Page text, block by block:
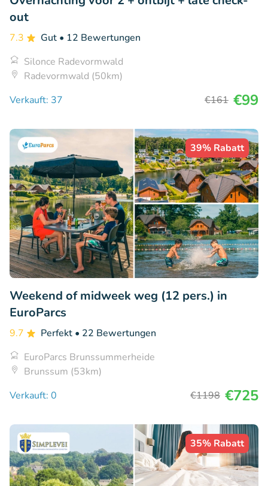
out
7.3 Gut • 12 Bewertungen
Silonce Radevormwald
Radevormwald (50km)
Verkauft: 37
€161 €99
39% Rabatt
Weekend of midweek weg (12 pers.) in
EuroParcs
9.7 Perfekt • 22 Bewertungen
EuroParcs Brunssummerheide
Brunssum (53km)
Verkauft: 0
€1198 €725
35% Rabatt